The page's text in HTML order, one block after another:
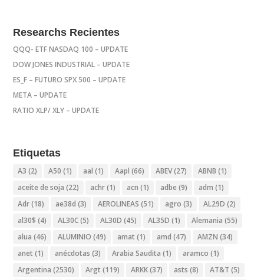
Researchs Recientes
QQQ- ETF NASDAQ 100 – UPDATE
DOW JONES INDUSTRIAL – UPDATE
ES_F – FUTURO SPX 500 – UPDATE
META – UPDATE
RATIO XLP/ XLY – UPDATE
Etiquetas
A3 (2) A50 (1) aal (1) Aapl (66) ABEV(27) ABNB (1)
aceite de soja (22) achr(1) acn (1) adbe (9) adm (1)
Adr(18) ae38d (3) AEROLINEAS (51) agro (3) AL29D (2)
al30$ (4) AL30C(5) AL30D (45) AL35D (1) Alemania (55)
alua (46) ALUMINIO (49) amat (1) amd (47) AMZN (34)
anet (1) anécdotas (3) Arabia Saudita (1) aramco (1)
Argentina (2530) Argt (119) ARKK(37) asts (8) AT&T (5)